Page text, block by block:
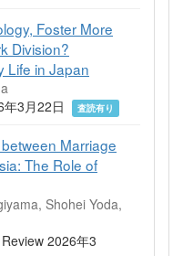
Foster More
Division?
Life in Japan
3月22日
査読有り
Marriage
The Role of
Shohei Yoda,
2026年3